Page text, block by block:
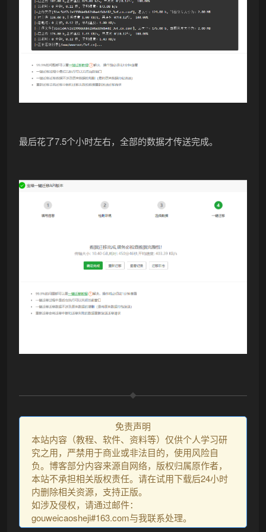
最后花了7.5个小时左右，全部的数据才传送完成。
免责声明
本站内容（教程、软件、资料等）仅供个人学习研
究之用，严禁用于商业或非法目的，使用风险自
负。博客部分内容来源自网络，版权归属原作者，
本站不承担相关版权责任。请在试用下载后24小时
内删除相关资源，支持正版。
如涉及侵权，请通过邮件：
gouweicaosheji#163.com与我联系处理。